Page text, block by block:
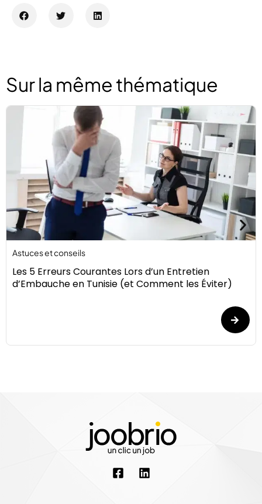
Sur la même thématique
Astuces et conseils
Les 5 Erreurs Courantes Lors d’un Entretien
d’Embauche en Tunisie (et Comment les Éviter)